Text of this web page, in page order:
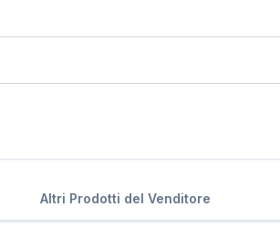
Altri Prodotti del Venditore